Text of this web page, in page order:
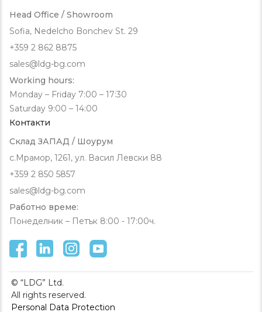
Head Office / Showroom
Sofia, Nedelcho Bonchev St. 29
+359 2 862 8875
sales@ldg-bg.com
Working hours:
Monday – Friday 7:00 – 17:30
Saturday 9:00 – 14:00
Контакти
Склад ЗАПАД / Шоурум
с.Мрамор, 1261, ул. Васил Левски 88
+359 2 850 5857
sales@ldg-bg.com
Работно време:
Понеделник – Петък 8:00 - 17:00ч.
© “LDG” Ltd.
All rights reserved.
Personal Data Protection